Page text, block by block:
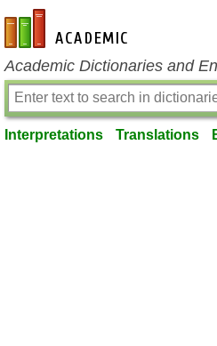
en-academic.com
Academic Dictionaries and
Interpretations Translations